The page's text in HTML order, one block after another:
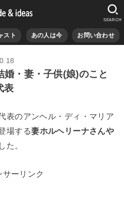
スト あの人は今 お問い合わせ
SEARCH
・妻・子供(娘)のこと
表
表のアンヘル・ディ・マリア
場する妻ホルヘリーナさんや
た。
サーリンク